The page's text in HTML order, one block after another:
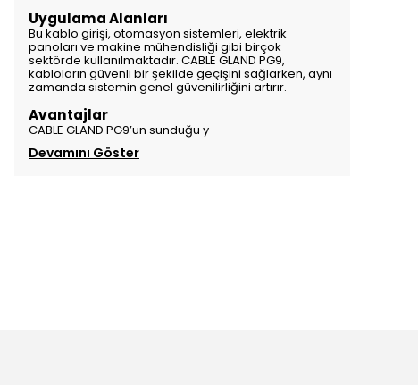
Uygulama Alanları
Bu kablo girişi, otomasyon sistemleri, elektrik
panoları ve makine mühendisliği gibi birçok
sektörde kullanılmaktadır. CABLE GLAND PG9,
kabloların güvenli bir şekilde geçişini sağlarken, aynı
zamanda sistemin genel güvenilirliğini artırır.
Avantajlar
CABLE GLAND PG9’un sunduğu y
Devamını Göster